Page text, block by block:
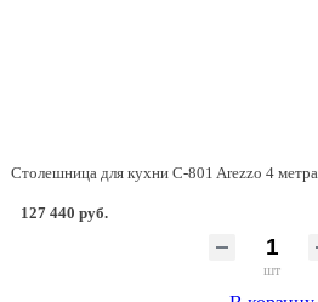
Столешница для кухни C-801 Arezzo 4 метра
127 440 руб.
шт